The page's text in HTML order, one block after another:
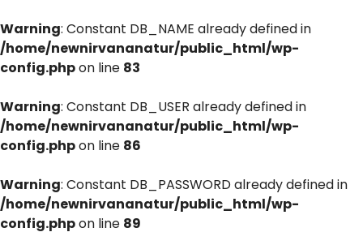
Warning: Constant DB_NAME already defined in
/home/newnirvananatur/public_html/wp-
config.phpon line 83
Warning: Constant DB_USER already defined in
/home/newnirvananatur/public_html/wp-
config.phpon line 86
Warning: Constant DB_PASSWORD already defined in
/home/newnirvananatur/public_html/wp-
config.phpon line 89